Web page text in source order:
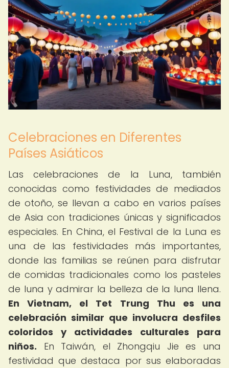
Celebraciones en Diferentes
Países Asiáticos
Las celebraciones de la Luna, también
conocidas como festividades de mediados
de otoño, se llevan a cabo en varios países
de Asia con tradiciones únicas y significados
especiales. En China, el Festival de la Luna es
una de las festividades más importantes,
donde las familias se reúnen para disfrutar
de comidas tradicionales como los pasteles
de luna y admirar la belleza de la luna llena.
En Vietnam, el Tet Trung Thu es una
celebración similar que involucra desfiles
coloridos y actividades culturales para
niños. En Taiwán, el Zhongqiu Jie es una
festividad que destaca por sus elaboradas